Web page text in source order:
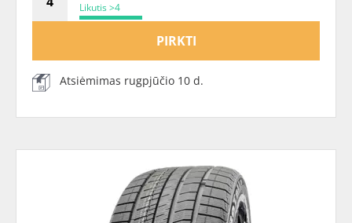
Likutis >4
PIRKTI
Atsiėmimas rugpjūčio 10 d.